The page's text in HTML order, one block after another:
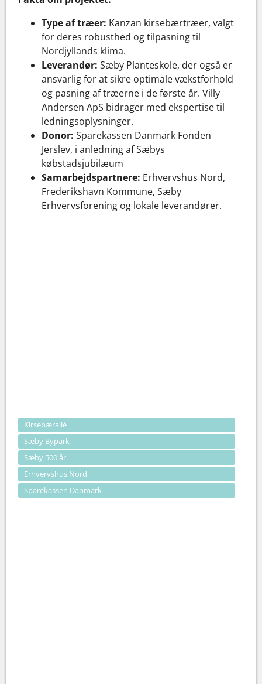
Type af træer: Kanzan kirsebærtræer, valgt
for deres robusthed og tilpasning til
Nordjyllands klima.
Leverandør:Sæby Planteskole, der også er
ansvarlig for at sikre optimale vækstforhold
og pasning af træerne i de første år. Villy
Andersen ApS bidrager med ekspertise til
ledningsoplysninger.
Donor:Sparekassen Danmark Fonden
Jerslev, i anledning af Sæbys
købstadsjubilæum
Samarbejdspartnere: Erhvervshus Nord,
Frederikshavn Kommune, Sæby
Erhvervsforening og lokale leverandører.
Kirsebærallé
Sæby Bypark
Sæby 500 år
Erhvervshus Nord
Sparekassen Danmark